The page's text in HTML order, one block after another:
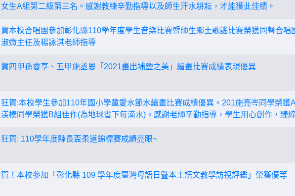
女生A組第二級第三名。感謝教練辛勤指導以及師生汗水耕耘，才能獲此佳績。
賀本校合唱團參加彰化縣110學年度學生音樂比賽暨師生鄉土歌謠比賽榮獲同聲合唱
淑媺主任及楊詠淇老師指導
賀四甲孫睿亨、五甲施丞恩「2021畫出埔鹽之美」繪畫比賽成績表現優異
狂賀:本校學生參加110年國小學童愛水節水繪畫比賽成績優異。201施亮岑同學榮獲
渼榛同學榮獲B組佳作(為地球省下每滴水)。感謝老師辛勤指導，學生用心創作，臻
狂賀: 110學年度縣長盃柔道錦標賽成績亮眼~
賀！本校參加「彰化縣 109 學年度臺灣母語日暨本土語文教學訪視評鑑」榮獲優等